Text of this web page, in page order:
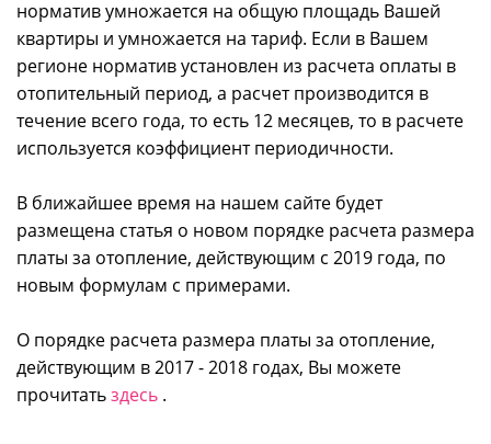
норматив умножается на общую площадь Вашей
квартиры и умножается на тариф. Если в Вашем
регионе норматив установлен из расчета оплаты в
отопительный период, а расчет производится в
течение всего года, то есть 12 месяцев, то в расчете
используется коэффициент периодичности.
В ближайшее время на нашем сайте будет
размещена статья о новом порядке расчета размера
платы за отопление, действующим с 2019 года, по
новым формулам с примерами.
О порядке расчета размера платы за отопление,
действующим в 2017 - 2018 годах, Вы можете
прочитатьздесь .